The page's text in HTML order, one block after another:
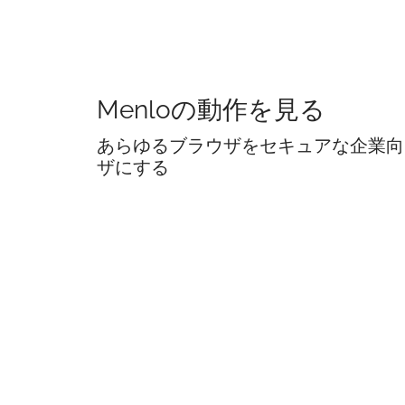
Menloの動作を見る
あらゆるブラウザをセキュアな企業
ザにする